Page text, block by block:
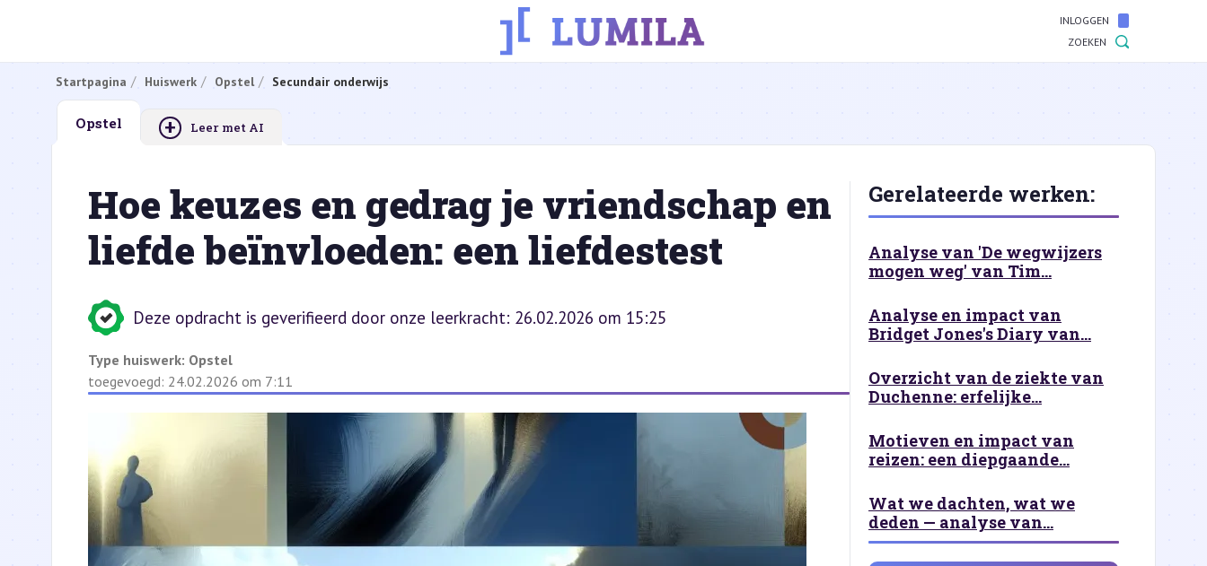
INLOGGEN
ZOEKEN
Startpagina Huiswerk Opstel Secundair onderwijs
Opstel + Leer met AI
Hoe keuzes en gedrag je vriendschap en
liefde beïnvloeden: een liefdestest
Deze opdracht is geverifieerd door onze leerkracht: 26.02.2026 om 15:25
Type huiswerk: Opstel
toegevoegd: 24.02.2026 om 7:11
Gerelateerde werken:
Analyse van 'De wegwijzers
mogen weg' van Tim...
Analyse en impact van
Bridget Jones's Diary van...
Overzicht van de ziekte van
Duchenne: erfelijke...
Motieven en impact van
reizen: een diepgaande...
Wat we dachten, wat we
deden — analyse van...